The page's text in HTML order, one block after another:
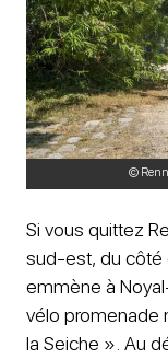
©
Si vous quittez
sud-est, du côté
emmène à
vélo promenade
la Seiche ». Au